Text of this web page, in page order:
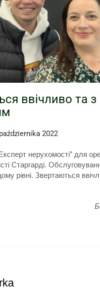
ввічливо та з
2022
нерухомості” для
Старгарді.
рівні. Звертаються